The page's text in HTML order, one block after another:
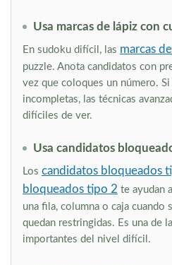
Usa marcas de lápiz con
En sudoku difícil, las marcas
puzzle. Anota candidatos con
vez que coloques un número.
incompletas, las técnicas
difíciles de ver.
Usa candidatos
Los candidatos bloqueados
bloqueados tipo 2 te ayudan
una fila, columna o caja cuando
quedan restringidas. Es una de
importantes del nivel difícil.